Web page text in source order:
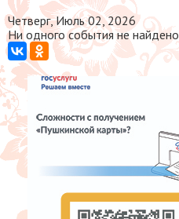
Четверг, Июль 02, 2026
Ни одного события не найдено